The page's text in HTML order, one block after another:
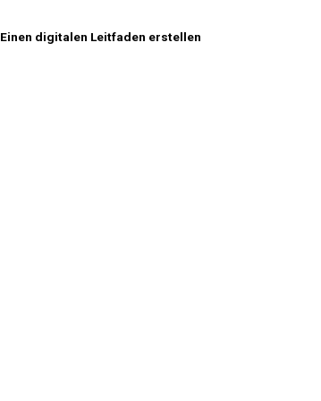
Einen digitalen Leitfaden erstellen